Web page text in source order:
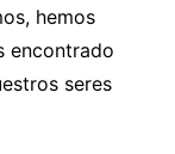
hemos
encontrado
seres